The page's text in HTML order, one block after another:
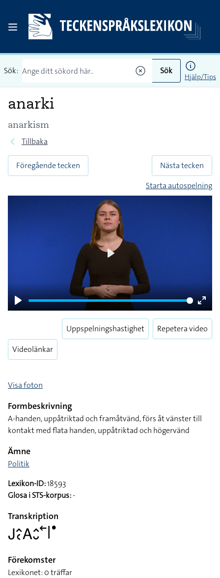
Sök: Sök
Hjälp/Tips
anarki
anarkism
Tillbaka
Föregående tecken
Nästa tecken
Starta autospelning
Play
Enter
Videolänkar
Uppspelningshastighet Repetera video
Visa foton
Formbeskrivning
A-handen, uppåtriktad och framåtvänd, förs åt vänster till
kontakt med flata handen, uppåtriktad och högervänd
Ämne
Politik
Lexikon-ID:18593
Glosa i STS-korpus:-
Transkription
􌤢􌤵􌥗􌤤􌤵􌤷􌥢􌥼􌤟
Förekomster
Lexikonet: 0 träffar